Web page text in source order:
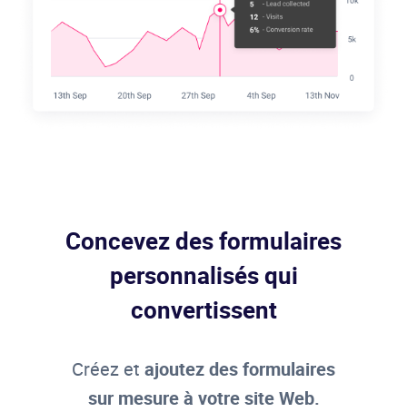
Concevez des formulaires
personnalisés qui
convertissent
Créez et ajoutez des formulaires
sur mesure à votre site Web.